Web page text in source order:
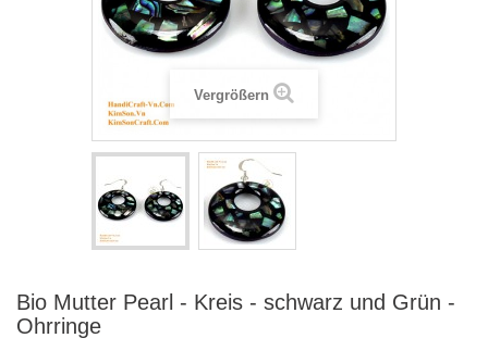
Vergrößern
Bio Mutter Pearl - Kreis - schwarz und Grün -
Ohrringe